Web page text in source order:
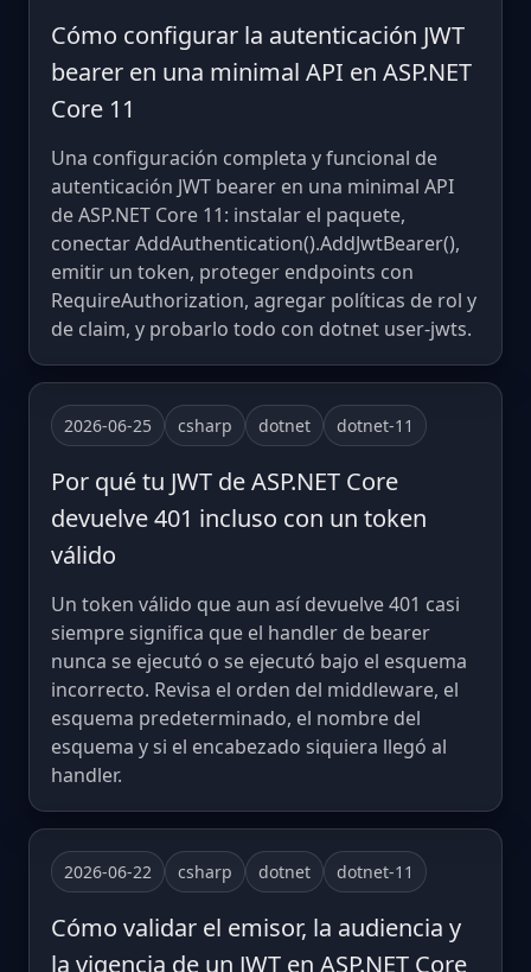
Cómo configurar la autenticación JWT
bearer en una minimal API en ASP.NET
Core 11
Una configuración completa y funcional de
autenticación JWT bearer en una minimal API
de ASP.NET Core 11: instalar el paquete,
conectar AddAuthentication().AddJwtBearer(),
emitir un token, proteger endpoints con
RequireAuthorization, agregar políticas de rol y
de claim, y probarlo todo con dotnet user-jwts.
2026-06-25 csharp dotnet dotnet-11
Por qué tu JWT de ASP.NET Core
devuelve 401 incluso con un token
válido
Un token válido que aun así devuelve 401 casi
siempre significa que el handler de bearer
nunca se ejecutó o se ejecutó bajo el esquema
incorrecto. Revisa el orden del middleware, el
esquema predeterminado, el nombre del
esquema y si el encabezado siquiera llegó al
handler.
2026-06-22 csharp dotnet dotnet-11
Cómo validar el emisor, la audiencia y
la vigencia de un JWT en ASP.NET Core